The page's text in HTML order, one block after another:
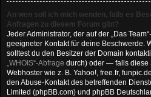
An wen soll ich mich wenden, falls es
Anfragen zu diesem Forum gibt?
Jeder Administrator, der auf der „Das
geeigneter Kontakt für deine Beschwerde.
solltest du den Besitzer der Domain
„WHOIS“-Abfrage durch) oder — falls diese
Webhoster wie z. B. Yahoo!, free.fr,
den Abuse-Kontakt des betreffenden
Limited (phpBB.com) und phpBB